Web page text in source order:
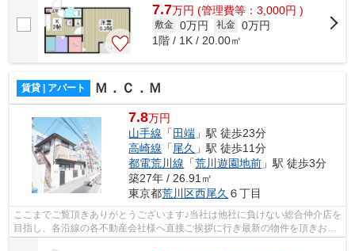
7.7万円 (管理費等：3,000円 )
敷金 0万円 礼金 0万円
1階 / 1K / 20.00㎡
賃貸 | アパート Ｍ．Ｃ．Ｍ
7.8万円
山手線 「 田端 」駅 徒歩23分
高崎線 「尾久 」駅 徒歩11分
都電荒川線 「荒川遊園地前 」駅 徒歩3分
築27年 / 26.91㎡
東京都荒川区西尾久 ６丁目
ここまでご覧頂きありがとうございます♪当社は他社に負けない総合仲介店を
目指し、各沿線の各不動産会社様へ直接ご挨拶に行き最新の物件を頂きお客
様へ提供しております！最新の情報は...